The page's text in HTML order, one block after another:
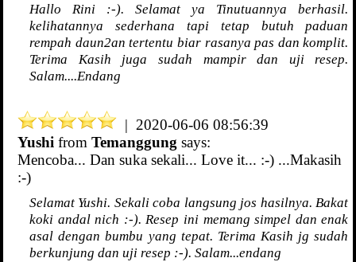
Hallo Rini :-). Selamat ya Tinutuannya berhasil.
kelihatannya sederhana tapi tetap butuh paduan
rempah daun2an tertentu biar rasanya pas dan komplit.
Terima Kasih juga sudah mampir dan uji resep.
Salam....Endang
| 2020-06-06 08:56:39
Yushi from Temanggung says:
Mencoba... Dan suka sekali... Love it... :-) ...Makasih
:-)
Selamat Yushi. Sekali coba langsung jos hasilnya. Bakat
koki andal nich :-). Resep ini memang simpel dan enak
asal dengan bumbu yang tepat. Terima Kasih jg sudah
berkunjung dan uji resep :-). Salam...endang